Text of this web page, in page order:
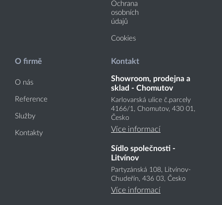
Ochrana
osobních
údajů
Cookies
O firmě
O nás
Reference
Služby
Kontakty
Kontakt
Showroom, prodejna a
sklad - Chomutov
Karlovarská ulice č.parcely
4166/1, Chomutov, 430 01,
Česko
Více informací
Sídlo společnosti -
Litvínov
Partyzánská 108, Litvínov-
Chudeřín, 436 03, Česko
Více informací